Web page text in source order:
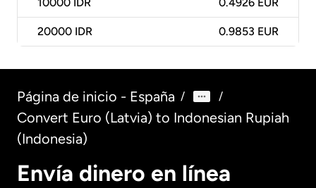
10000 IDR 0.4926 EUR
20000 IDR 0.9853 EUR
Página de inicio - España / /
Convert Euro (Latvia) to Indonesian Rupiah
(Indonesia)
Envía dinero en línea